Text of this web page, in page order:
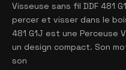
Visseuse sans fil DDF 481
percer et visser dans le
481 G1J est une Perceuse
un design compact. Son
son